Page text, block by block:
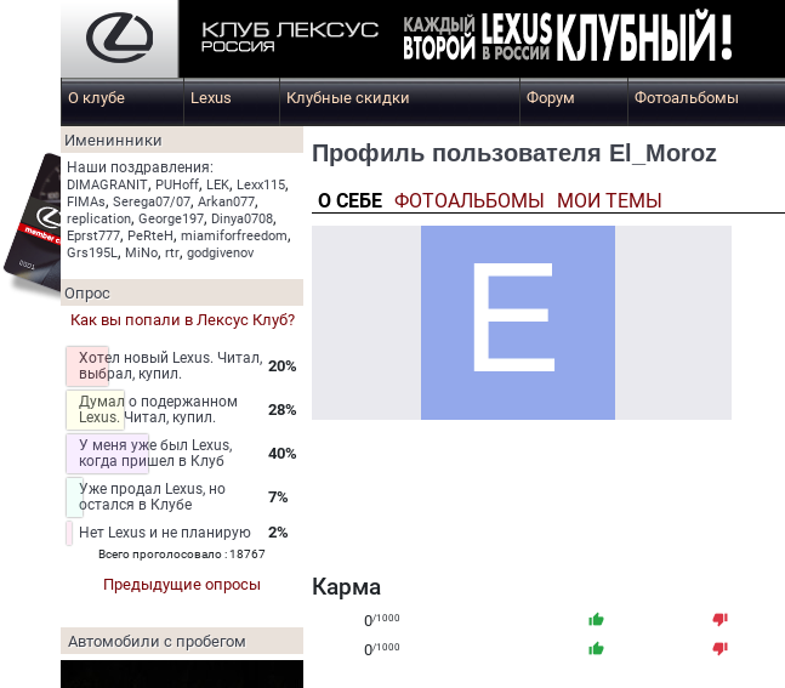
О клубе Lexus Клубные скидки Форум Фотоальбомы
Именинники
Наши поздравления:
DIMAGRANIT, PUHoff, LEK, Lexx115,
FIMAs, Serega07/07, Arkan077,
replication, George197, Dinya0708,
Eprst777, PeRteH, miamiforfreedom,
Grs195L, MiNo, rtr, godgivenov
Опрос
Как вы попали в Лексус Клуб?
Хотел новый Lexus. Читал,
выбрал, купил.
20%
Думал о подержанном
Lexus. Читал, купил.
28%
У меня уже был Lexus,
когда пришел в Клуб
40%
Уже продал Lexus, но
остался в Клубе
7%
Нет Lexus и не планирую 2%
Всего проголосовало : 18767
Предыдущие опросы
Автомобили с пробегом
Профиль пользователя El_Moroz
О СЕБЕ ФОТОАЛЬБОМЫ
МОИ ТЕМЫ
Карма
0/1000 thumb_up thumb_down
0/1000 thumb_up thumb_down